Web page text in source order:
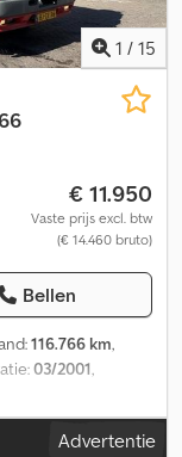
1 / 15
€ 11.950
Vaste prijs excl. btw
(€ 14.460 bruto)
Bellen
116.766 km,
03/2001,
automatisch,
lengte:6.850
Advertentie